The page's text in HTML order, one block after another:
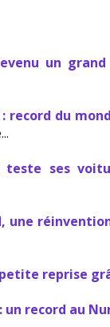
un
record du
teste ses
une
reprise
un record au